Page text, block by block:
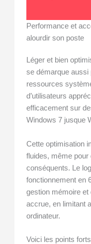
Performance et
alourdir son poste
Léger et bien
se démarque aussi
ressources
d’utilisateurs
efficacement sur
Windows 7 jusque
Cette optimisation
fluides, même
conséquents. Le
fonctionnement en
gestion mémoire et
accrue, en limitant
ordinateur.
Voici les points